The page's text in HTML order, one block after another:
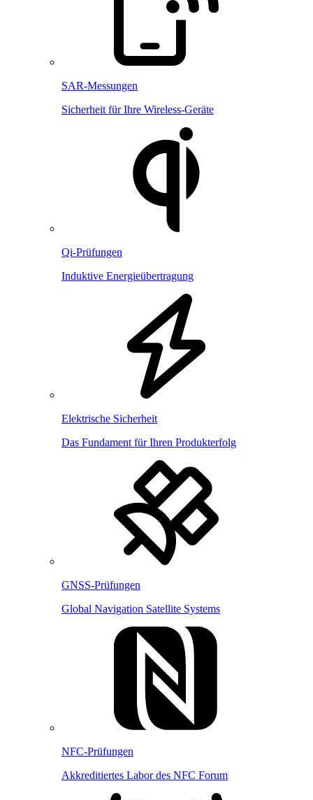
SAR-Messungen
Sicherheit für Ihre Wireless-Geräte
Qi-Prüfungen
Induktive Energieübertragung
Elektrische Sicherheit
Das Fundament für Ihren Produkterfolg
GNSS-Prüfungen
Global Navigation Satellite Systems
NFC-Prüfungen
Akkreditiertes Labor des NFC Forum